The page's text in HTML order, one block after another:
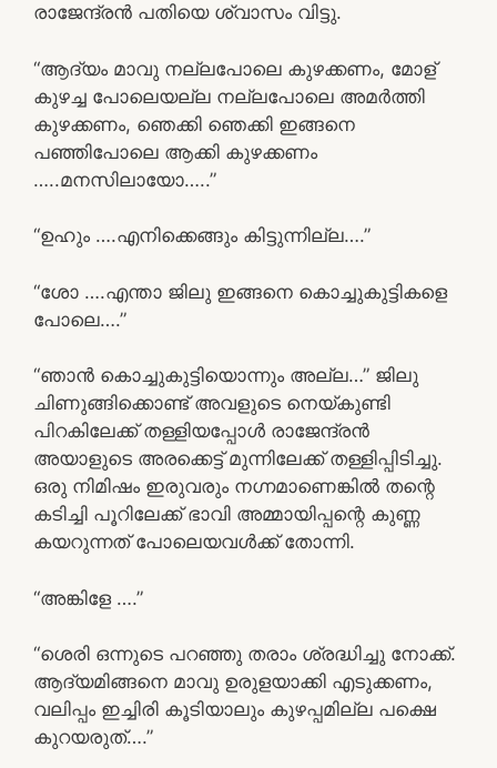
രാജേന്ദ്രൻ പതിയെ ശ്വാസം വിട്ടു.
“ആദ്യം മാവു നല്ലപോലെ കുഴക്കണം, മോള്
കുഴച്ച പോലെയല്ല നല്ലപോലെ അമർത്തി
കുഴക്കണം, ഞെക്കി ഞെക്കി ഇങ്ങനെ
പഞ്ഞിപോലെ ആക്കി കുഴക്കണം
…..മനസിലായോ…..”
“ഉഹും ….എനിക്കെങ്ങും കിട്ടുന്നില്ല….”
“ശോ ….എന്താ ജിലു ഇങ്ങനെ കൊച്ചുകുട്ടികളെ
പോലെ….”
“ഞാൻ കൊച്ചുകുട്ടിയൊന്നും അല്ല…” ജിലു
ചിണുങ്ങിക്കൊണ്ട് അവളുടെ നെയ്കുണ്ടി
പിറകിലേക്ക് തള്ളിയപ്പോൾ രാജേന്ദ്രൻ
അയാളുടെ അരക്കെട്ട് മുന്നിലേക്ക് തള്ളിപ്പിടിച്ചു.
ഒരു നിമിഷം ഇരുവരും നഗ്നമാണെങ്കിൽ തന്റെ
കടിച്ചി പൂറിലേക്ക് ഭാവി അമ്മായിപ്പന്റെ കുണ്ണ
കയറുന്നത് പോലെയവൾക്ക് തോന്നി.
“അങ്കിളേ ….”
“ശെരി ഒന്നുടെ പറഞ്ഞു തരാം ശ്രദ്ധിച്ചു നോക്ക്.
ആദ്യമിങ്ങനെ മാവു ഉരുളയാക്കി എടുക്കണം,
വലിപ്പം ഇച്ചിരി കൂടിയാലും കുഴപ്പമില്ല പക്ഷെ
കുറയരുത്….”